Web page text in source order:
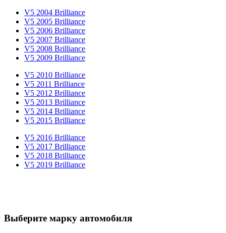
V5 2004 Brilliance
V5 2005 Brilliance
V5 2006 Brilliance
V5 2007 Brilliance
V5 2008 Brilliance
V5 2009 Brilliance
V5 2010 Brilliance
V5 2011 Brilliance
V5 2012 Brilliance
V5 2013 Brilliance
V5 2014 Brilliance
V5 2015 Brilliance
V5 2016 Brilliance
V5 2017 Brilliance
V5 2018 Brilliance
V5 2019 Brilliance
Выберите марку автомобиля